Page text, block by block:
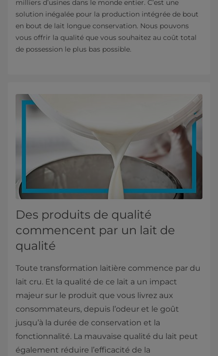
milliers d’usines dans le monde entier. C’est une
solution inégalée pour la production intégrée de bout
en bout de lait longue conservation. Nous pouvons
vous offrir la qualité que vous souhaitez au coût total
de possession le plus bas possible.
Des produits de qualité
commencent par un lait de
qualité
Toute transformation laitière commence par du
lait cru. Et la qualité de ce lait a un impact
majeur sur le produit que vous livrez aux
consommateurs, depuis l’odeur et le goût
jusqu’à la durée de conservation et la
fonctionnalité. La mauvaise qualité du lait peut
également réduire l’efficacité de la